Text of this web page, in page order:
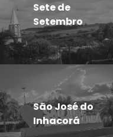
Sete de
Setembro
São José do
Inhacorá